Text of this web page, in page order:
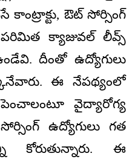
ఔట్ సోర్సింగ్
పరిమిత క్యాజువల్ లీవ్స్
దీంతో ఉద్యోగులు
ఈ నేపథ్యంలో
వైద్యారోగ్య
ఉద్యోగులు గత
కోరుతున్నారు. ఈ